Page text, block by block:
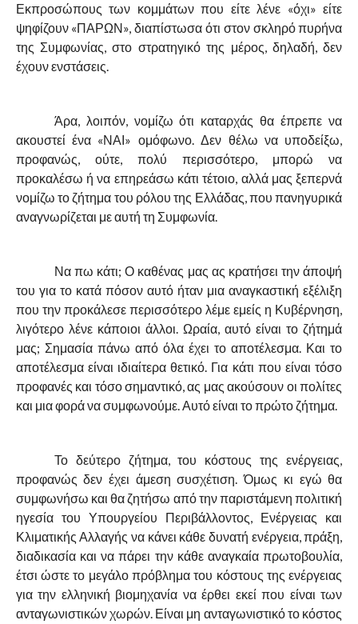
Εκπροσώπους των κομμάτων που είτε λένε «όχι» είτε
ψηφίζουν «ΠΑΡΩΝ», διαπίστωσα ότι στον σκληρό πυρήνα
της Συμφωνίας, στο στρατηγικό της μέρος, δηλαδή, δεν
έχουν ενστάσεις.
Άρα, λοιπόν, νομίζω ότι καταρχάς θα έπρεπε να
ακουστεί ένα «ΝΑΙ» ομόφωνο. Δεν θέλω να υποδείξω,
προφανώς, ούτε, πολύ περισσότερο, μπορώ να
προκαλέσω ή να επηρεάσω κάτι τέτοιο, αλλά μας ξεπερνά
νομίζω το ζήτημα του ρόλου της Ελλάδας, που πανηγυρικά
αναγνωρίζεται με αυτή τη Συμφωνία.
Να πω κάτι; Ο καθένας μας ας κρατήσει την άποψή
του για το κατά πόσον αυτό ήταν μια αναγκαστική εξέλιξη
που την προκάλεσε περισσότερο λέμε εμείς η Κυβέρνηση,
λιγότερο λένε κάποιοι άλλοι. Ωραία, αυτό είναι το ζήτημά
μας; Σημασία πάνω από όλα έχει το αποτέλεσμα. Και το
αποτέλεσμα είναι ιδιαίτερα θετικό. Για κάτι που είναι τόσο
προφανές και τόσο σημαντικό, ας μας ακούσουν οι πολίτες
και μια φορά να συμφωνούμε. Αυτό είναι το πρώτο ζήτημα.
Το δεύτερο ζήτημα, του κόστους της ενέργειας,
προφανώς δεν έχει άμεση συσχέτιση. Όμως κι εγώ θα
συμφωνήσω και θα ζητήσω από την παριστάμενη πολιτική
ηγεσία του Υπουργείου Περιβάλλοντος, Ενέργειας και
Κλιματικής Αλλαγής να κάνει κάθε δυνατή ενέργεια, πράξη,
διαδικασία και να πάρει την κάθε αναγκαία πρωτοβουλία,
έτσι ώστε το μεγάλο πρόβλημα του κόστους της ενέργειας
για την ελληνική βιομηχανία να έρθει εκεί που είναι των
ανταγωνιστικών χωρών. Είναι μη ανταγωνιστικό το κόστος